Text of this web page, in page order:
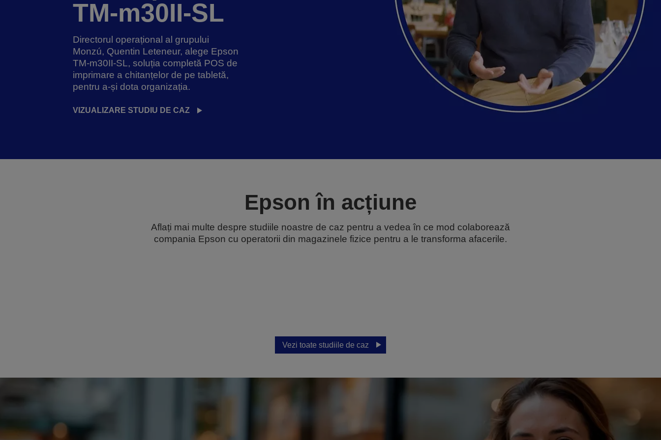
TM-m30II-SL
Directorul operațional al grupului
Monzú, Quentin Leteneur, alege Epson
TM-m30II-SL, soluția completă POS de
imprimare a chitanțelor de pe tabletă,
pentru a-și dota organizația.
VIZUALIZARE STUDIU DE CAZ
Epson în acțiune
Aflați mai multe despre studiile noastre de caz pentru a vedea în ce mod colaborează
compania Epson cu operatorii din magazinele fizice pentru a le transforma afacerile.
Vezi toate studiile de caz